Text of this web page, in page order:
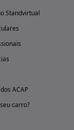
Standvirtual
ACAP
carro?